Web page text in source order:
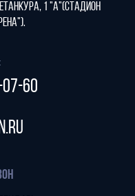
1 "А"(стадион
60